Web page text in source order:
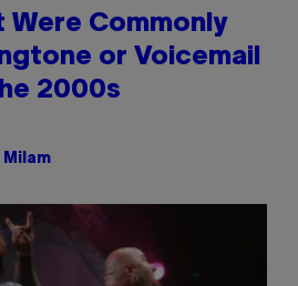
Were Commonly
or Voicemail
2000s
Milam